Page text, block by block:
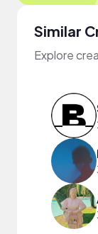
Similar
Explore